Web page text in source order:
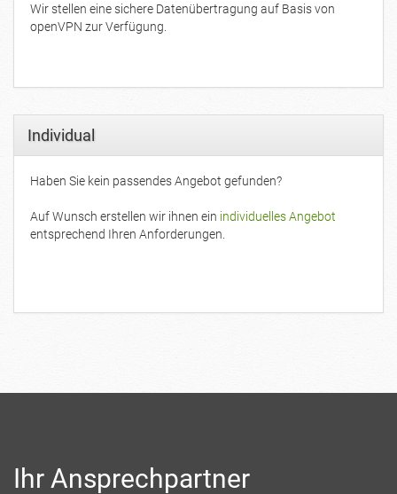
Wir stellen eine sichere Datenübertragung auf Basis von
openVPN zur Verfügung.
Individual
Haben Sie kein passendes Angebot gefunden?
Auf Wunsch erstellen wir ihnen ein individuelles Angebot
entsprechend Ihren Anforderungen.
Ihr Ansprechpartner